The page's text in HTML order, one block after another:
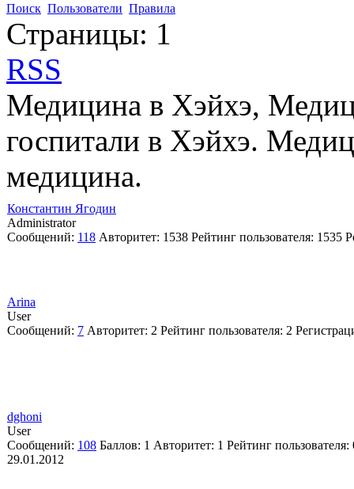
Поиск Пользователи Правила
Страницы: 1
RSS
Медицина в Хэйхэ,
госпитали в Хэйхэ.
медицина.
Константин Ягодин
Administrator
Сообщений: 118 Авторитет: 1538 Рейтинг пользователя: 1535
Arina
User
Сообщений: 7 Авторитет: 2 Рейтинг пользователя: 2
dghoni
User
Сообщений: 108 Баллов: 1 Авторитет: 1 Рейтинг пользователя:
29.01.2012